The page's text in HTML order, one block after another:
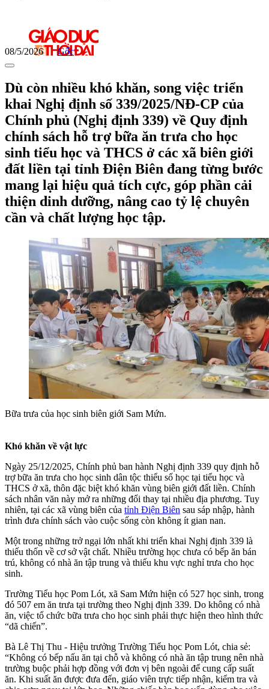
08/5/2026 Gốc
Dù còn nhiều khó khăn, song việc triển
khai Nghị định số 339/2025/NĐ-CP của
Chính phủ (Nghị định 339) về Quy định
chính sách hỗ trợ bữa ăn trưa cho học
sinh tiểu học và THCS ở các xã biên giới
đất liền tại tỉnh Điện Biên đang từng bước
mang lại hiệu quả tích cực, góp phần cải
thiện dinh dưỡng, nâng cao tỷ lệ chuyên
cần và chất lượng học tập.
Bữa trưa của học sinh biên giới Sam Mứn.
Khó khăn về vật lực
Ngày 25/12/2025, Chính phủ ban hành Nghị định 339 quy định hỗ
trợ bữa ăn trưa cho học sinh dân tộc thiểu số học tại tiểu học và
THCS ở xã, thôn đặc biệt khó khăn vùng biên giới đất liền. Chính
sách nhân văn này mở ra những đổi thay tại nhiều địa phương. Tuy
nhiên, tại các xã vùng biên của tỉnh Điện Biên sau sáp nhập, hành
trình đưa chính sách vào cuộc sống còn không ít gian nan.
Một trong những trở ngại lớn nhất khi triển khai Nghị định 339 là
thiếu thốn về cơ sở vật chất. Nhiều trường học chưa có bếp ăn bán
trú, không có nhà ăn tập trung và thiếu khu vực nghỉ trưa cho học
sinh.
Trường Tiểu học Pom Lót, xã Sam Mứn hiện có 527 học sinh, trong
đó 507 em ăn trưa tại trường theo Nghị định 339. Do không có nhà
ăn, việc tổ chức bữa trưa cho học sinh phải thực hiện theo hình thức
“dã chiến”.
Bà Lê Thị Thu - Hiệu trưởng Trường Tiểu học Pom Lót, chia sẻ:
“Không có bếp nấu ăn tại chỗ và không có nhà ăn tập trung nên nhà
trường buộc phải hợp đồng với đơn vị bên ngoài để cung cấp suất
ăn. Khi suất ăn được đưa đến, giáo viên trực tiếp nhận, kiểm tra và